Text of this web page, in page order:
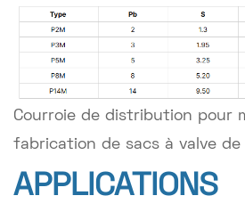
Courroie de distribution pour
fabrication de sacs à valve
APPLICATIONS